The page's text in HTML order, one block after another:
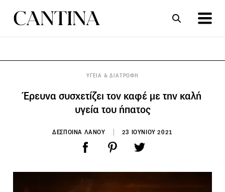
ΥΓΕΙΑ & ΔΙΑΤΡΟΦΗ
Έρευνα συσχετίζει τον καφέ με την καλή
υγεία του ήπατος
ΔΕΣΠΟΙΝΑ ΛΑΝΟΥ 23 ΙΟΥΝΙΟΥ 2021